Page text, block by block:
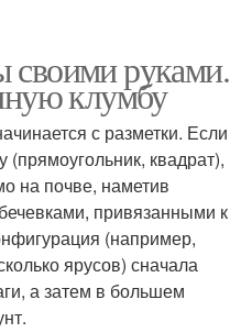
руками.
клумбу
с разметки. Если
квадрат),
на почве, наметив
привязанными к
(например,
ярусов) сначала
а затем в большем